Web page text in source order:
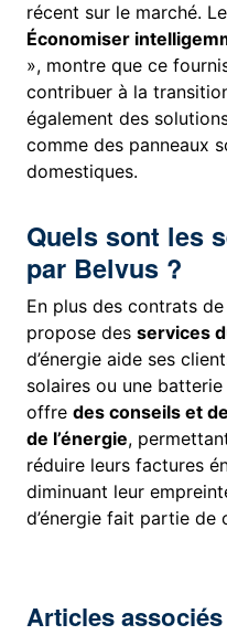
récent sur le marché.
Économiser
», montre que ce
contribuer à la
également des
comme des panneaux
domestiques.
Quels sont les
par Belvus ?
En plus des contrats
propose des services
d’énergie aide ses
solaires ou une
offre des conseils et
de l’énergie,
réduire leurs factures
diminuant leur
d’énergie fait partie de
Articles associés